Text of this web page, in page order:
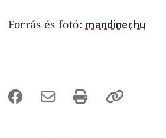
Forrás és fotó: mandiner.hu